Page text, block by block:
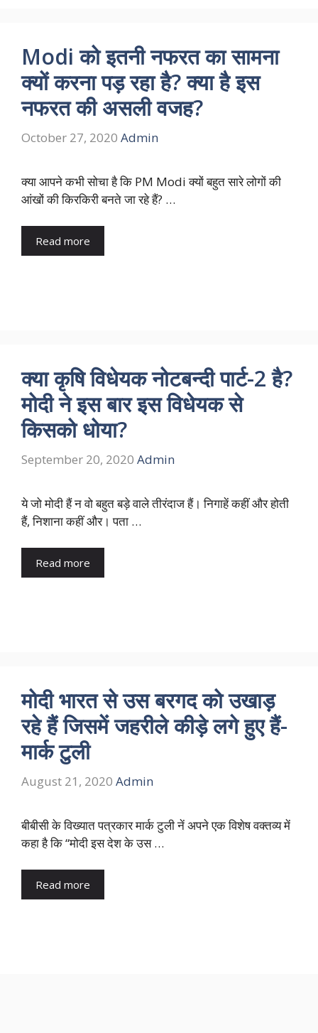
Modi को इतनी नफरत का सामना
क्यों करना पड़ रहा है? क्या है इस
नफरत की असली वजह?
October 27, 2020 Admin
क्या आपने कभी सोचा है कि PM Modi क्यों बहुत सारे लोगों की
आंखों की किरकिरी बनते जा रहे हैं? …
Read more
क्या कृषि विधेयक नोटबन्दी पार्ट-2 है?
मोदी ने इस बार इस विधेयक से
किसको धोया?
September 20, 2020 Admin
ये जो मोदी हैं न वो बहुत बड़े वाले तीरंदाज हैं। निगाहें कहीं और होती
हैं, निशाना कहीं और। पता …
Read more
मोदी भारत से उस बरगद को उखाड़
रहे हैं जिसमें जहरीले कीड़े लगे हुए हैं-
मार्क टुली
August 21, 2020 Admin
बीबीसी के विख्यात पत्रकार मार्क टुली नें अपने एक विशेष वक्तव्य में
कहा है कि “मोदी इस देश के उस …
Read more